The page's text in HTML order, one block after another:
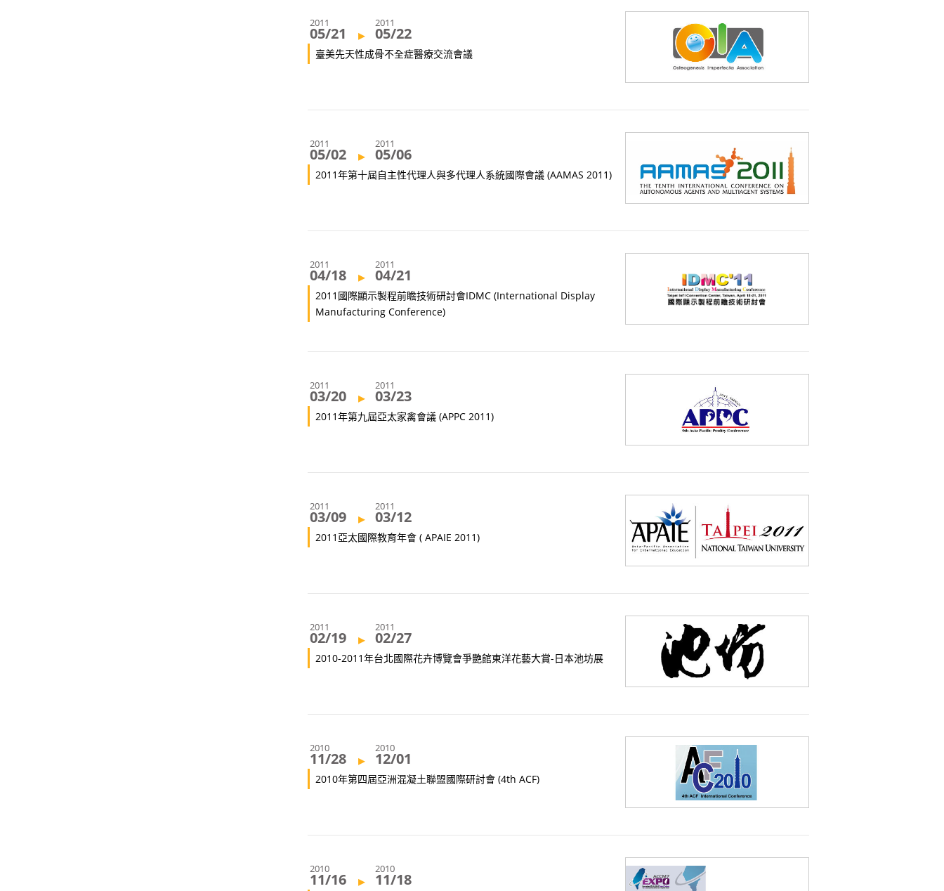
臺美先天性成骨不全症醫療交流會議
2011
05/21 ▸
2011
05/22
2011年第十屆自主性代理人與多代理人系統國際會議 (AAMAS 2011)
2011
05/02 ▸
2011
05/06
2011國際顯示製程前瞻技術研討會IDMC (International Display
Manufacturing Conference)
2011
04/18 ▸
2011
04/21
2011年第九屆亞太家禽會議 (APPC 2011)
2011
03/20 ▸
2011
03/23
2011亞太國際教育年會 ( APAIE 2011)
2011
03/09 ▸
2011
03/12
2010-2011年台北國際花卉博覽會爭艷館東洋花藝大賞-日本池坊展
2011
02/19 ▸
2011
02/27
2010年第四屆亞洲混凝土聯盟國際研討會 (4th ACF)
2010
11/28 ▸
2010
12/01
2010
11/16 ▸
2010
11/18